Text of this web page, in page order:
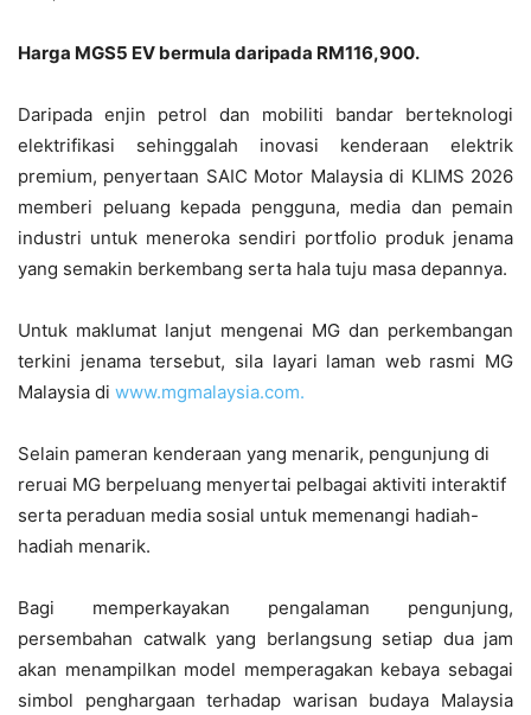
Harga MGS5 EV bermula daripada RM116,900.
Daripada enjin petrol dan mobiliti bandar berteknologi
elektrifikasi sehinggalah inovasi kenderaan elektrik
premium, penyertaan SAIC Motor Malaysia di KLIMS 2026
memberi peluang kepada pengguna, media dan pemain
industri untuk meneroka sendiri portfolio produk jenama
yang semakin berkembang serta hala tuju masa depannya.
Untuk maklumat lanjut mengenai MG dan perkembangan
terkini jenama tersebut, sila layari laman web rasmi MG
Malaysia di www.mgmalaysia.com.
Selain pameran kenderaan yang menarik, pengunjung di
reruai MG berpeluang menyertai pelbagai aktiviti interaktif
serta peraduan media sosial untuk memenangi hadiah-
hadiah menarik.
Bagi memperkayakan pengalaman pengunjung,
persembahan catwalk yang berlangsung setiap dua jam
akan menampilkan model memperagakan kebaya sebagai
simbol penghargaan terhadap warisan budaya Malaysia